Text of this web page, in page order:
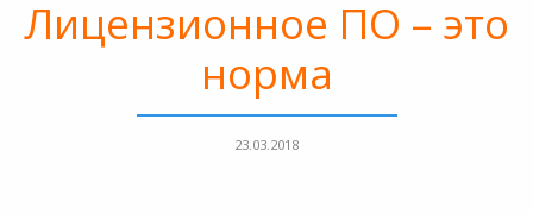
Лицензионное ПО – это
норма
23.03.2018